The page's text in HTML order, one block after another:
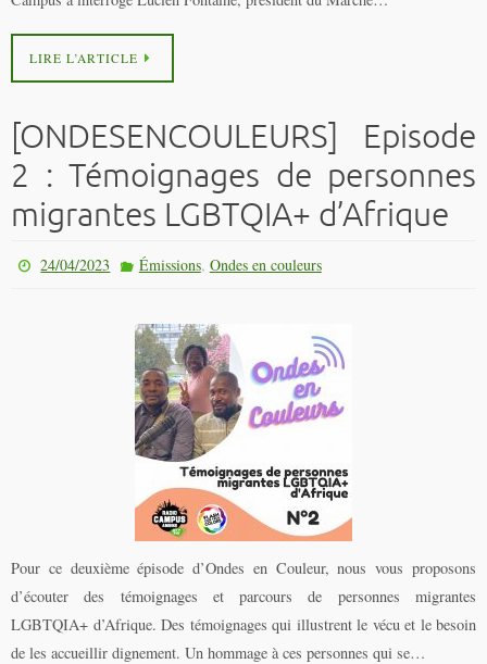
LIRE L’ARTICLE
[ONDESENCOULEURS] Episode
2 : Témoignages de personnes
migrantes LGBTQIA+ d’Afrique
24/04/2023 Émissions, Ondes en couleurs
Pour ce deuxième épisode d’Ondes en Couleur, nous vous proposons
d’écouter des témoignages et parcours de personnes migrantes
LGBTQIA+ d’Afrique. Des témoignages qui illustrent le vécu et le besoin
de les accueillir dignement. Un hommage à ces personnes qui se…